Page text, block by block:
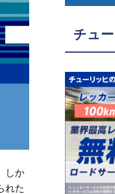
しか
れた
チュ